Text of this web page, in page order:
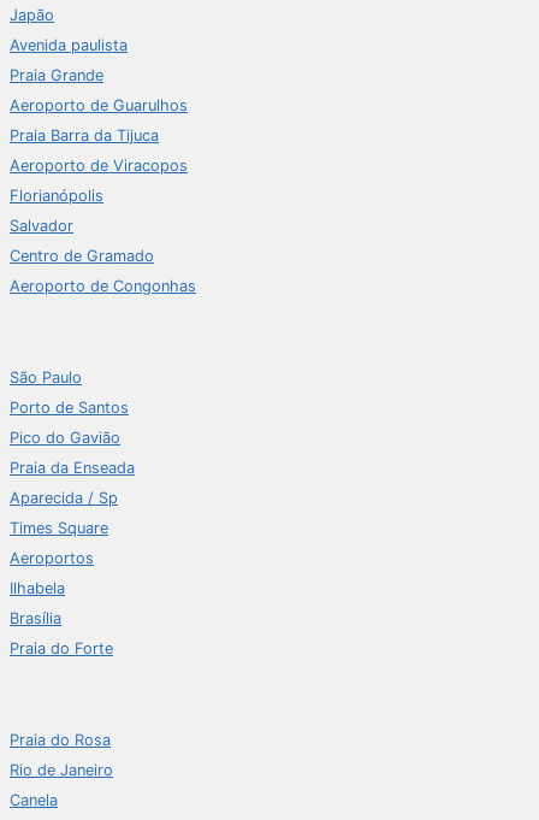
Japão
Avenida paulista
Praia Grande
Aeroporto de Guarulhos
Praia Barra da Tijuca
Aeroporto de Viracopos
Florianópolis
Salvador
Centro de Gramado
Aeroporto de Congonhas
São Paulo
Porto de Santos
Pico do Gavião
Praia da Enseada
Aparecida / Sp
Times Square
Aeroportos
Ilhabela
Brasília
Praia do Forte
Praia do Rosa
Rio de Janeiro
Canela